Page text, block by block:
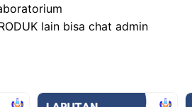
lain bisa chat admin